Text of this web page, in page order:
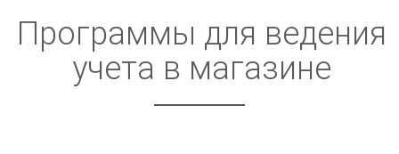
Программы для ведения
учета в магазине